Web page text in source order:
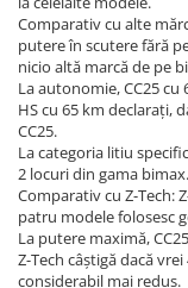
Comparativ cu alte
putere în scutere fără
nicio altă marcă de pe
La autonomie, CC25
HS cu 65 km declarați,
CC25.
La categoria litiu
2 locuri din gama
Comparativ cu Z-Tech:
patru modele folosesc
La putere maximă,
Z-Tech câștigă dacă
considerabil mai redus.